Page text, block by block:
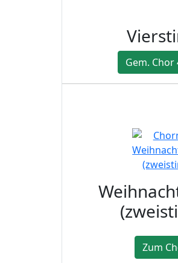
Gem.
Zum